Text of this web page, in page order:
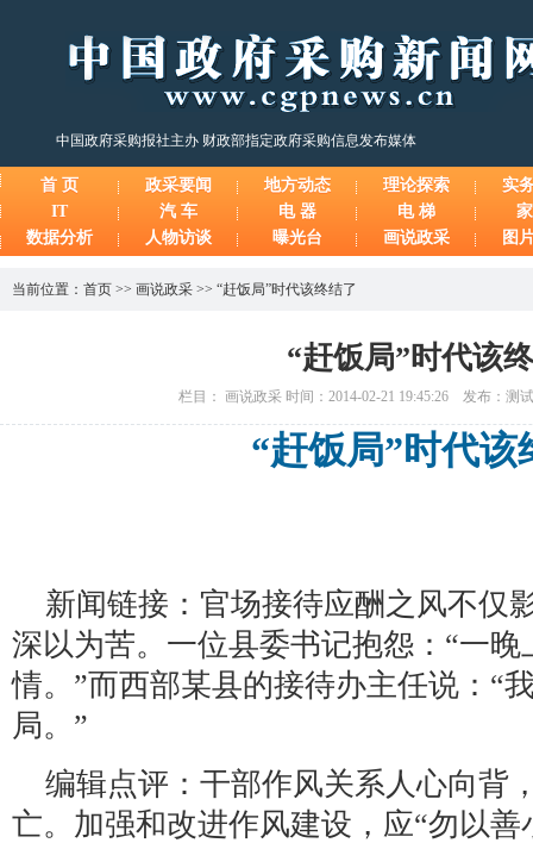
中国政府采购报社主办 财政部指定政府采购信息发布媒体
首 页 政采要闻 地方动态 理论探索
实
IT
汽 车 电 器 电 梯
数据分析
人物访谈 曝光台 画说政采 图
当前位置： 首页 >> 画说政采 >> “赶饭局”时代该终结了
“赶饭局”时代该
栏目： 画说政采 时间：2014-02-21 19:45:26 发布：测
“赶饭局”时代该
新闻链接：官场接待应酬之风不仅
深以为苦。一位县委书记抱怨：“一
情。”而西部某县的接待办主任说：“
局。”
编辑点评：干部作风关系人心向背
亡。加强和改进作风建设，应“勿以